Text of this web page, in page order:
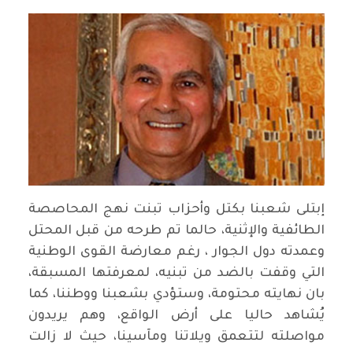
إبتلى شعبنا بكتل وأحزاب تبنت نهج المحاصصة
الطائفية والإثنية، حالما تم طرحه من قبل المحتل
وعمدته دول الجوار ، رغم معارضة القوى الوطنية
التي وقفت بالضد من تبنيه، لمعرفتها المسبقة،
بان نهايته محتومة، وستؤدي بشعبنا ووطننا، كما
يُشاهد حاليا على أرض الواقع، وهم يريدون
مواصلته لتتعمق ويلاتنا ومآسينا، حيث لا زالت